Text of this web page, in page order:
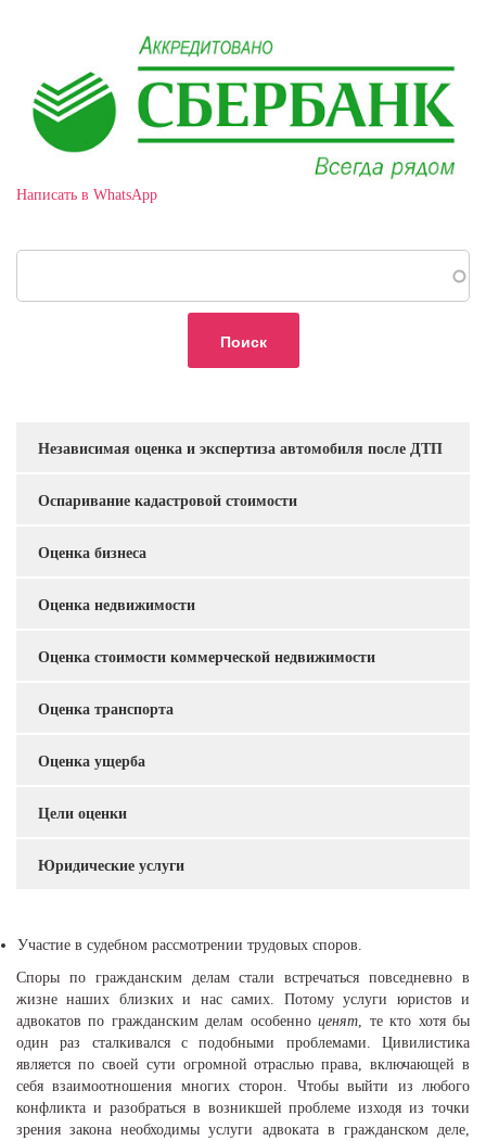
Написать в WhatsApp
Услуги
Независимая оценка и экспертиза автомобиля после ДТП
Оспаривание кадастровой стоимости
Оценка бизнеса
Оценка недвижимости
Оценка стоимости коммерческой недвижимости
Оценка транспорта
Оценка ущерба
Цели оценки
Юридические услуги
Участие в судебном рассмотрении трудовых споров.
Споры по гражданским делам стали встречаться повседневно в
жизне наших близких и нас самих. Потому услуги юристов и
адвокатов по гражданским делам особенноценят , те кто хотя бы
один раз сталкивался с подобными проблемами. Цивилистика
является по своей сути огромной отраслью права, включающей в
себя взаимоотношения многих сторон. Чтобы выйти из любого
конфликта и разобраться в возникшей проблеме изходя из точки
зрения закона необходимы услуги адвоката в гражданском деле,